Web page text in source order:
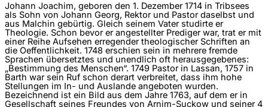
Johann Joachim, geboren den 1. Dezember 1714 in Tribsees
als Sohn von Johann Georg, Rektor und Pastor daselbst und
aus Malchin gebürtig. Gleich seinem Vater studirte er
Theologie. Schon bevor er angestellter Prediger war, trat er mit
einer Reihe Aufsehen erregender theologischer Schriften an
die Oeffentlichkeit. 1748 erschien sein in mehrere fremde
Sprachen übersetztes und unendlich oft herausgegebenes:
„Bestimmung des Menschen“. 1749 Pastor in Lassan, 1757 in
Barth war sein Ruf schon derart verbreitet, dass ihm hohe
Stellungen im In- ­und Auslande angeboten wurden.
Bezeichnend ist ein Bild aus dem Jahre 1763, auf dem er in
Gesellschaft seines Freundes von Arnim-Suckow und seiner 4